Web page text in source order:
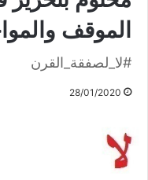
الموقف
#لا_لصفقة_القرن
28/01/2020